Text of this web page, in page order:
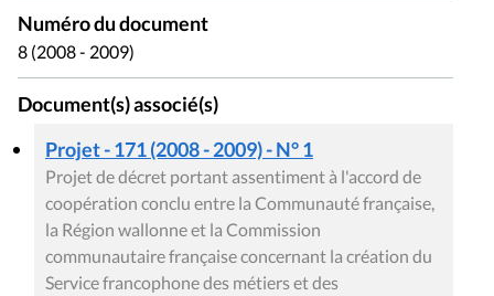
Numéro du document
8 (2008 - 2009)
Document(s) associé(s)
Projet - 171 (2008 - 2009) - N° 1
Projet de décret portant assentiment à l'accord de
coopération conclu entre la Communauté française,
la Région wallonne et la Commission
communautaire française concernant la création du
Service francophone des métiers et des